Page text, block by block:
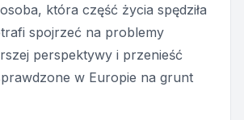
która część życia spędziła
spojrzeć na problemy
perspektywy i przenieść
w Europie na grunt